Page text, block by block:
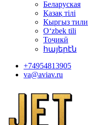
Беларуская
Қазақ тілі
Кыргыз тили
Oʻzbek tili
Тоҷикӣ
հայերէն
+74954813905
va@aviav.ru